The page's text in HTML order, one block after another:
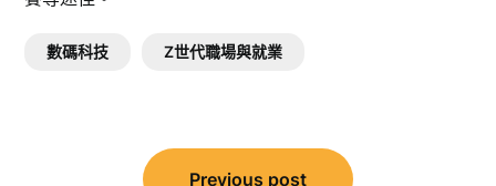
數碼科技 Z世代職場與就業
Previous post